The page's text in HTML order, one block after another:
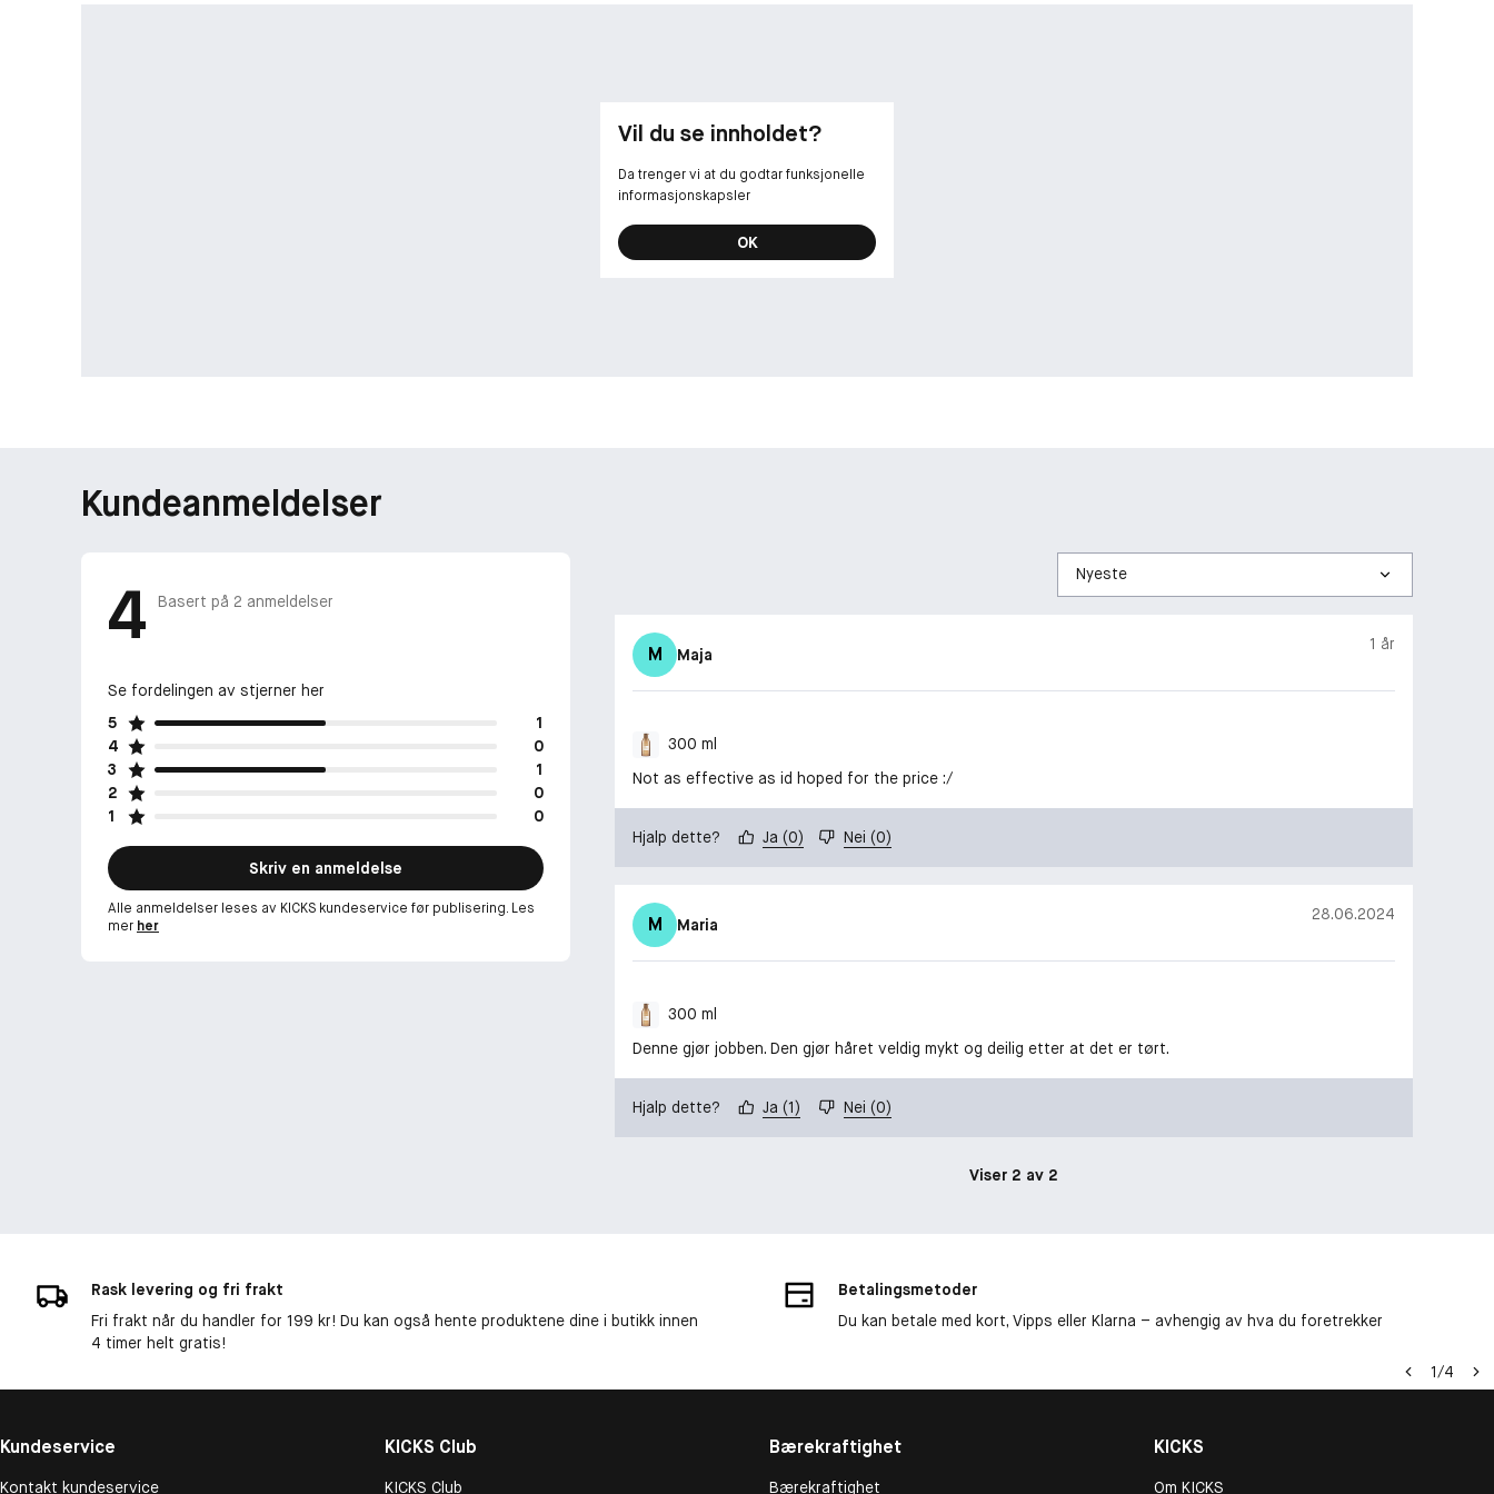
Vil du se innholdet?
Da trenger vi at du godtar funksjonelle
informasjonskapsler
OK
Kundeanmeldelser
4 Basert på 2 anmeldelser
Se fordelingen av stjerner her
5
1
4
0
3
1
2
0
1
0
Skriv en anmeldelse
Alle anmeldelser leses av KICKS kundeservice før publisering. Les
mer her
Sorter
etter
M Maja
1 år
300 ml
Not as effective as id hoped for the price :/
Hjalp dette? Ja (0) Nei (0)
M Maria
28.06.2024
300 ml
Denne gjør jobben. Den gjør håret veldig mykt og deilig etter at det er tørt.
Hjalp dette? Ja (1) Nei (0)
Viser 2 av 2
Rask levering og fri frakt
Fri frakt når du handler for 199 kr! Du kan også hente produktene dine i butikk innen
4 timer helt gratis!
Betalingsmetoder
Du kan betale med kort, Vipps eller Klarna – avhengig av hva du foretrekker
1/4
Kundeservice
Kontakt kundeservice
KICKS Club
KICKS Club
Bærekraftighet
Bærekraftighet
KICKS
Om KICKS